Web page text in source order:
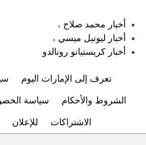
أخبار محمد صلاح ،
أخبار ليونيل ميسي ،
أخبار كريستيانو رونالدو
تعرف إلى الإمارات اليوم
الشروط والأحكام سياسة
الاشتراكات للإعلان